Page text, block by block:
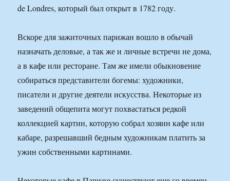
de Londres, который был открыт в 1782 году.
Вскоре для зажиточных парижан вошло в обычай
назначать деловые, а так же и личные встречи не дома,
а в кафе или ресторане. Там же имели обыкновение
собираться представители богемы: художники,
писатели и другие деятели искусства. Некоторые из
заведений общепита могут похвастаться редкой
коллекцией картин, которую собрал хозяин кафе или
кабаре, разрешавший бедным художникам платить за
ужин собственными картинами.